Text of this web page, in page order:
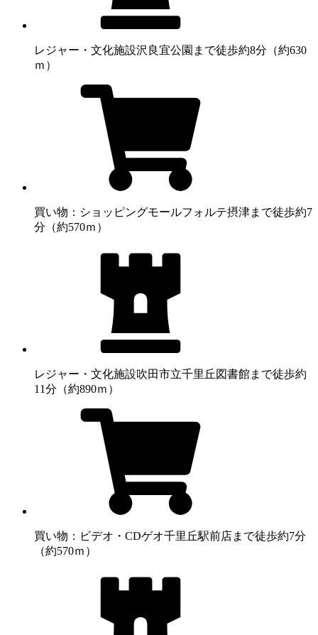
レジャー・文化施設沢良宜公園まで徒歩約8分（約630
ｍ）
買い物：ショッピングモールフォルテ摂津まで徒歩約7
分（約570ｍ）
レジャー・文化施設吹田市立千里丘図書館まで徒歩約
11分（約890ｍ）
買い物：ビデオ・CDゲオ千里丘駅前店まで徒歩約7分
（約570ｍ）